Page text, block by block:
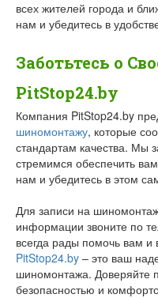
всех жителей города и
нам и убедитесь в
Заботьтесь о
PitStop24.by
Компания PitStop24.by
шиномонтажу, которые
стандартам качества. Мы
стремимся обеспечить
нам и убедитесь в этом
Для записи на
информации звоните по
всегда рады помочь вам
PitStop24.by – это ваш
шиномонтажа. Доверяйте
безопасностью и